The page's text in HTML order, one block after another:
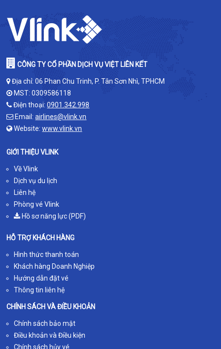
CÔNG TY CỔ PHẦN DỊCH VỤ VIỆT LIÊN KẾT
Địa chỉ: 06 Phan Chu Trinh, P. Tân Sơn Nhì, TPHCM
MST: 0309586118
Điện thoại:0901.342.998
Email:airlines@vlink.vn
Website:www.vlink.vn
GIỚI THIỆU VLINK
Về Vlink
Dịch vụ du lịch
Liên hệ
Phòng vé Vlink
Hồ sơ năng lực (PDF)
HỖ TRỢ KHÁCH HÀNG
Hình thức thanh toán
Khách hàng Doanh Nghiệp
Hướng dẫn đặt vé
Thông tin liên hệ
CHÍNH SÁCH VÀ ĐIỀU KHOẢN
Chính sách bảo mật
Điều khoản và Điều kiện
Chính sách hủy vé